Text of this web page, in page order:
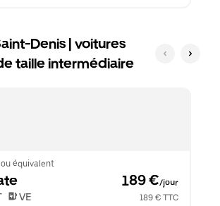
Denis | voitures
taille intermédiaire
équivalent
189 €/jour
VE
189 € TTC